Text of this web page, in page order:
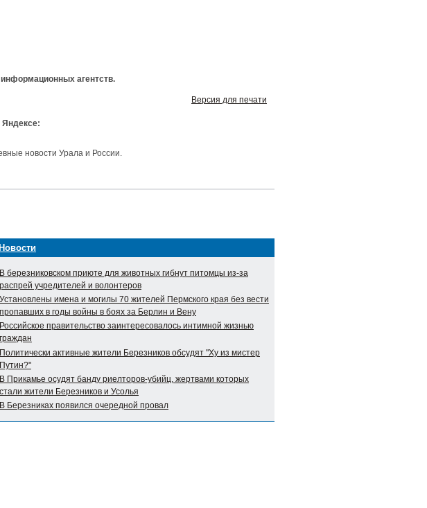
агентств.
Версия для печати
Яндексе:
новости Урала и России.
Новости
В березниковском приюте для животных гибнут питомцы из-за
распрей учредителей и волонтеров
Установлены имена и могилы 70 жителей Пермского края без вести
пропавших в годы войны в боях за Берлин и Вену
Российское правительство заинтересовалось интимной жизнью
граждан
Политически активные жители Березников обсудят "Ху из мистер
Путин?"
В Прикамье осудят банду риелторов-убийц, жертвами которых
стали жители Березников и Усолья
В Березниках появился очередной провал